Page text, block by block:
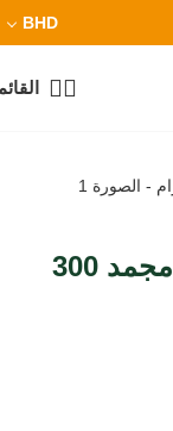
BHD
أرض الطبيعة – توت احمد مجمد 300